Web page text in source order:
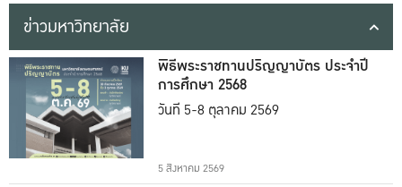
ข่าวมหาวิทยาลัย
พิธีพระราชทานปริญญาบัตร ประจำปี
การศึกษา 2568
วันที่ 5-8 ตุลาคม 2569
5 สิงหาคม 2569